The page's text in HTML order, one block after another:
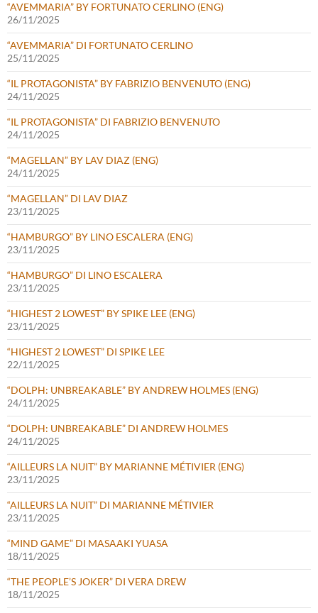
“AVEMMARIA” BY FORTUNATO CERLINO (ENG)
26/11/2025
“AVEMMARIA” DI FORTUNATO CERLINO
25/11/2025
“IL PROTAGONISTA” BY FABRIZIO BENVENUTO (ENG)
24/11/2025
“IL PROTAGONISTA” DI FABRIZIO BENVENUTO
24/11/2025
“MAGELLAN” BY LAV DIAZ (ENG)
24/11/2025
“MAGELLAN” DI LAV DIAZ
23/11/2025
“HAMBURGO” BY LINO ESCALERA (ENG)
23/11/2025
“HAMBURGO” DI LINO ESCALERA
23/11/2025
“HIGHEST 2 LOWEST” BY SPIKE LEE (ENG)
23/11/2025
“HIGHEST 2 LOWEST” DI SPIKE LEE
22/11/2025
“DOLPH: UNBREAKABLE” BY ANDREW HOLMES (ENG)
24/11/2025
“DOLPH: UNBREAKABLE” DI ANDREW HOLMES
24/11/2025
“AILLEURS LA NUIT” BY MARIANNE MÉTIVIER (ENG)
23/11/2025
“AILLEURS LA NUIT” DI MARIANNE MÉTIVIER
23/11/2025
“MIND GAME” DI MASAAKI YUASA
18/11/2025
“THE PEOPLE’S JOKER” DI VERA DREW
18/11/2025